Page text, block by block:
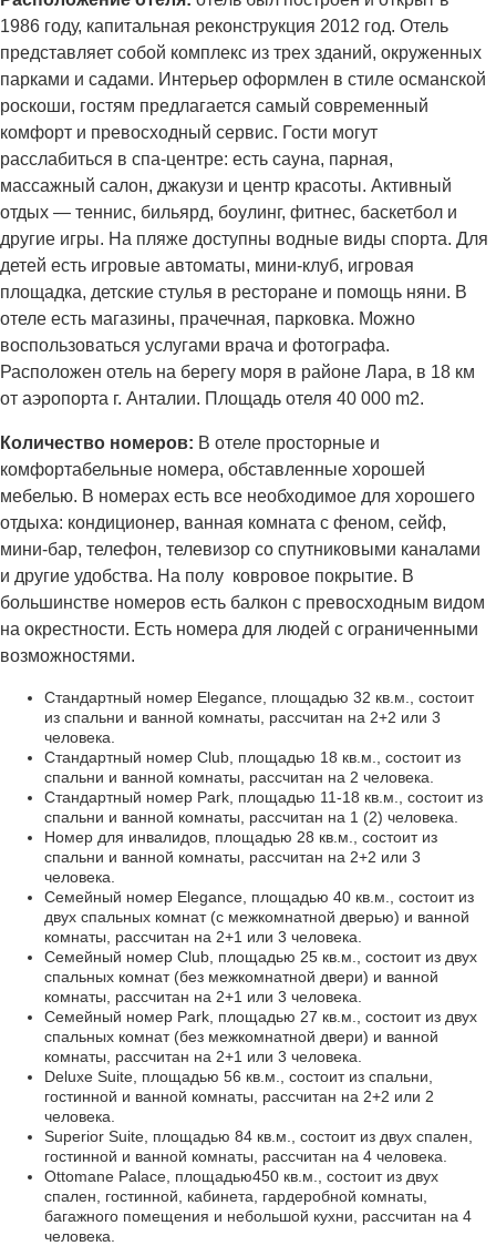
1986 году, капитальная реконструкция 2012 год. Отель
представляет собой комплекс из трех зданий, окруженных
парками и садами. Интерьер оформлен в стиле османской
роскоши, гостям предлагается самый современный
комфорт и превосходный сервис. Гости могут
расслабиться в спа-центре: есть сауна, парная,
массажный салон, джакузи и центр красоты. Активный
отдых — теннис, бильярд, боулинг, фитнес, баскетбол и
другие игры. На пляже доступны водные виды спорта. Для
детей есть игровые автоматы, мини-клуб, игровая
площадка, детские стулья в ресторане и помощь няни. В
отеле есть магазины, прачечная, парковка. Можно
воспользоваться услугами врача и фотографа.
Расположен отель на берегу моря в районе Лара, в 18 км
от аэропорта г. Анталии. Площадь отеля 40 000 m2.
Количество номеров: В отеле просторные и
комфортабельные номера, обставленные хорошей
мебелью. В номерах есть все необходимое для хорошего
отдыха: кондиционер, ванная комната с феном, сейф,
мини-бар, телефон, телевизор со спутниковыми каналами
и другие удобства. На полу ковровое покрытие. В
большинстве номеров есть балкон с превосходным видом
на окрестности. Есть номера для людей с ограниченными
возможностями.
Стандартный номер Elegance, площадью 32 кв.м., состоит
из спальни и ванной комнаты, рассчитан на 2+2 или 3
человека.
Стандартный номер Club, площадью 18 кв.м., состоит из
спальни и ванной комнаты, рассчитан на 2 человека.
Стандартный номер Park, площадью 11-18 кв.м., состоит из
спальни и ванной комнаты, рассчитан на 1 (2) человека.
Номер для инвалидов, площадью 28 кв.м., состоит из
спальни и ванной комнаты, рассчитан на 2+2 или 3
человека.
Семейный номер Elegance, площадью 40 кв.м., состоит из
двух спальных комнат (с межкомнатной дверью) и ванной
комнаты, рассчитан на 2+1 или 3 человека.
Семейный номер Club, площадью 25 кв.м., состоит из двух
спальных комнат (без межкомнатной двери) и ванной
комнаты, рассчитан на 2+1 или 3 человека.
Семейный номер Park, площадью 27 кв.м., состоит из двух
спальных комнат (без межкомнатной двери) и ванной
комнаты, рассчитан на 2+1 или 3 человека.
Deluxe Suite, площадью 56 кв.м., состоит из спальни,
гостинной и ванной комнаты, рассчитан на 2+2 или 2
человека.
Superior Suite, площадью 84 кв.м., состоит из двух спален,
гостинной и ванной комнаты, рассчитан на 4 человека.
Ottomane Palace, площадью450 кв.м., состоит из двух
спален, гостинной, кабинета, гардеробной комнаты,
багажного помещения и небольшой кухни, рассчитан на 4
человека.